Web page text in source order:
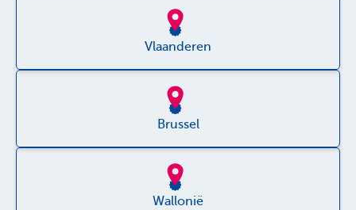
Vlaanderen
Brussel
Wallonië